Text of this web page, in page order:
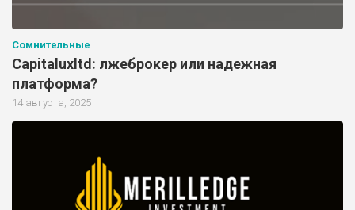
Сомнительные
Capitaluxltd: лжеброкер или надежная
платформа?
14 августа, 2025